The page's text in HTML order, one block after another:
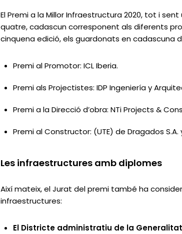
El Premi a la Millor Infraestructura 2020, tot i
quatre, cadascun corresponent als diferents
cinquena edició, els guardonats en cadascuna
Premi al Promotor: ICL Iberia.
Premi als Projectistes: IDP Ingeniería y
Premi a la Direcció d’obra: NTi Projects &
Premi al Constructor: (UTE) de Dragados S.A.
Les infraestructures amb diplomes
Així mateix, el Jurat del premi també ha
infraestructures:
El Districte administratiu de la